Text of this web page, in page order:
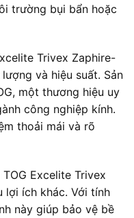
trường bụi bẩn hoặc
Trivex Zaphire-
và hiệu suất. Sản
một thương hiệu uy
công nghiệp kính.
thoải mái và rõ
Excelite Trivex
lợi ích khác. Với tính
này giúp bảo vệ bề